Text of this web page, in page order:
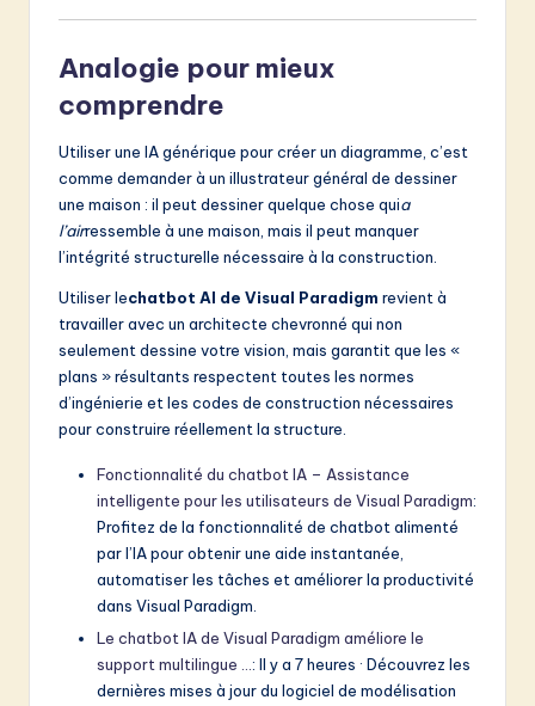
Analogie pour mieux
comprendre
Utiliser une IA générique pour créer un diagramme, c’est
comme demander à un illustrateur général de dessiner
une maison : il peut dessiner quelque chose quia
l’airressemble à une maison, mais il peut manquer
l’intégrité structurelle nécessaire à la construction.
Utiliser lechatbot AI de Visual Paradigm revient à
travailler avec un architecte chevronné qui non
seulement dessine votre vision, mais garantit que les «
plans » résultants respectent toutes les normes
d’ingénierie et les codes de construction nécessaires
pour construire réellement la structure.
Fonctionnalité du chatbot IA – Assistance
intelligente pour les utilisateurs de Visual Paradigm:
Profitez de la fonctionnalité de chatbot alimenté
par l’IA pour obtenir une aide instantanée,
automatiser les tâches et améliorer la productivité
dans Visual Paradigm.
Le chatbot IA de Visual Paradigm améliore le
support multilingue …: Il y a 7 heures · Découvrez les
dernières mises à jour du logiciel de modélisation